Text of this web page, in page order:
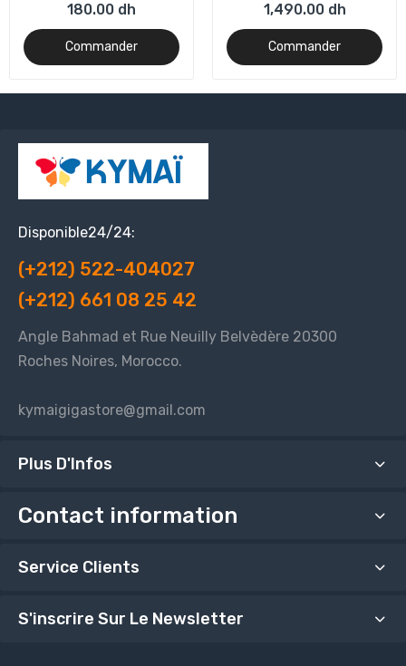
USB Receiver, 1000 DPI
Optical Tracking, 3-
Buttons, PC / Mac /
Laptop - Black
180.00 dh
Commander
Correction Automatique de la
Lumière, Volet de Protection,
Skype, Zoom, Camera
PC/Mac/Portable/Tablette/
1,490.00 dh
Commander
Disponible24/24:
(+212) 522-404027
(+212) 661 08 25 42
Angle Bahmad et Rue Neuilly Belvèdère 20300
Roches Noires, Morocco.
kymaigigastore@gmail.com
Plus D'Infos
Contact information
Service Clients
S'inscrire Sur Le Newsletter